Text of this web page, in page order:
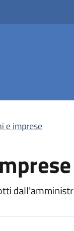
e imprese